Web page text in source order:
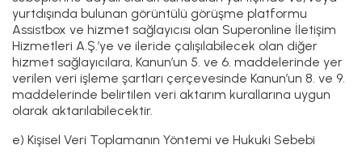
yurtdışında bulunan görüntülü görüşme platformu
Assistbox ve hizmet sağlayıcısı olan Superonline İletişim
Hizmetleri A.Ş.’ye ve ileride çalışılabilecek olan diğer
hizmet sağlayıcılara, Kanun’un 5. ve 6. maddelerinde yer
verilen veri işleme şartları çerçevesinde Kanun’un 8. ve 9.
maddelerinde belirtilen veri aktarım kurallarına uygun
olarak aktarılabilecektir.
e) Kişisel Veri Toplamanın Yöntemi ve Hukuki Sebebi